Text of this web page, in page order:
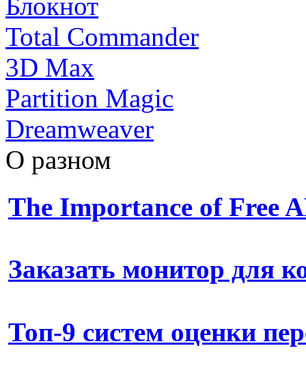
Блокнот
Total Commander
3D Max
Partition Magic
Dreamweaver
О разном
The Importance of Free
Заказать монитор для
Топ-9 систем оценки